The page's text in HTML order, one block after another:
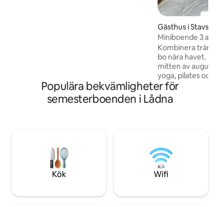
Gästhus i
Miniboende 3 av
uteplats
Kombinera
bo nära havet.
mitten av augusti
yoga, pilates och
värden håller
är ett av tre i en
varje rum.
kajakuthyrning
Promenera runt
badberget i
Populära bekvämligheter för
semesterboenden i Lådna
Kök Wifi